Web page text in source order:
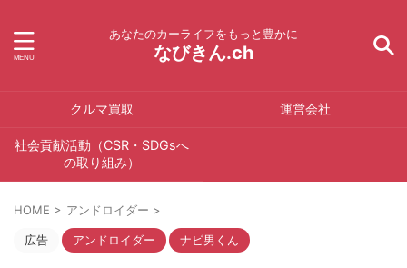
あなたのカーライフをもっと豊かに
なびきん.ch
クルマ買取 運営会社
社会貢献活動（CSR・SDGsへ
の取り組み）
HOME > アンドロイダー >
広告 アンドロイダー ナビ男くん